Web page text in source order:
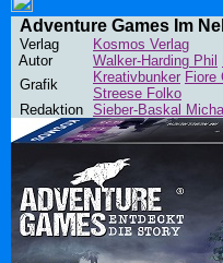
Adventure Games Im
Verlag
Kosmos Verlag
Autor
Walker-Harding Phil
Grafik
Kreativbunker Fiore
Streese Folko
Redaktion Sieber-Baskal